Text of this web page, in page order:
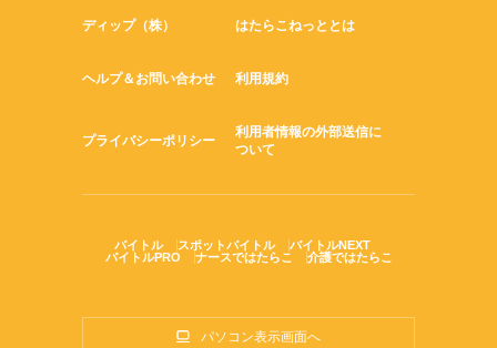
ディップ（株） はたらこねっととは
ヘルプ＆お問い合わせ 利用規約
プライバシーポリシー
利用者情報の外部送信に
ついて
バイトル スポットバイトル
バイトルNEXT
バイトルPRO
ナースではたらこ 介護ではたらこ
パソコン表示画面へ